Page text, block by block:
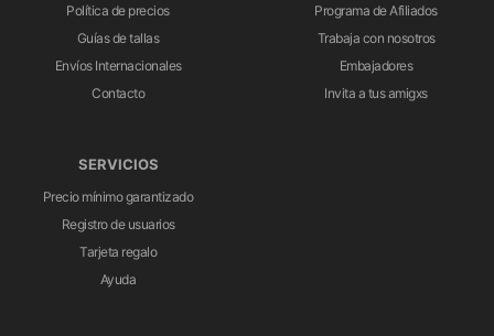
Política de precios
Guías de tallas
Envíos Internacionales
Contacto
Programa de Afiliados
Trabaja con nosotros
Embajadores
Invita a tus amigxs
SERVICIOS
Precio mínimo garantizado
Registro de usuarios
Tarjeta regalo
Ayuda